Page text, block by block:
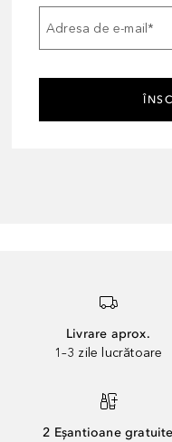
Adresa de e-mail *
Livrare aprox.
1–3 zile lucrătoare
2 Eșantioane gratuite